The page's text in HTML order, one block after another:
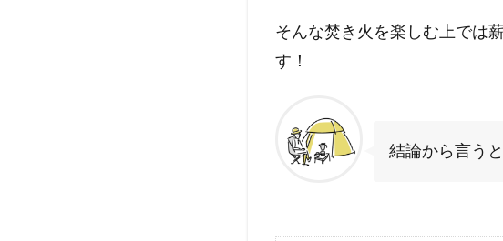
そんな焚き火を楽しむ上では
す！
結論から言う